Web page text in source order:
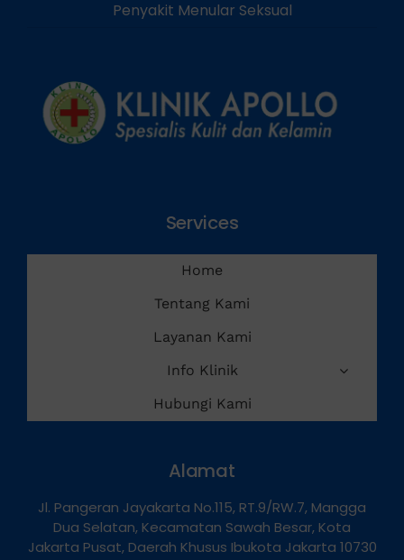
Penyakit Menular Seksual
Services
Home
Tentang Kami
Layanan Kami
Info Klinik
Hubungi Kami
Alamat
Jl. Pangeran Jayakarta No.115, RT.9/RW.7, Mangga
Dua Selatan, Kecamatan Sawah Besar, Kota
Jakarta Pusat, Daerah Khusus Ibukota Jakarta 10730